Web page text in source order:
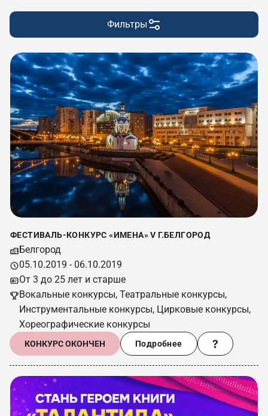
Фильтры
ФЕСТИВАЛЬ-КОНКУРС «ИМЕНА» V Г.БЕЛГОРОД
Белгород
05.10.2019 - 06.10.2019
От 3 до 25 лет и старше
Вокальные конкурсы, Театральные конкурсы,
Инструментальные конкурсы, Цирковые конкурсы,
Хореографические конкурсы
КОНКУРС ОКОНЧЕН Подробнее